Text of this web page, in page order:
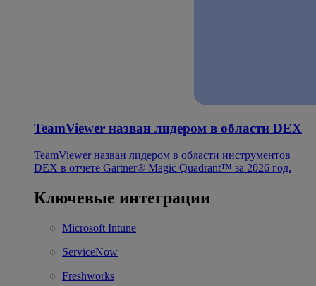
TeamViewer назван лидером в области DEX
TeamViewer назван лидером в области инструментов
DEX в отчете Gartner® Magic Quadrant™ за 2026 год.
Ключевые интеграции
Microsoft Intune
ServiceNow
Freshworks